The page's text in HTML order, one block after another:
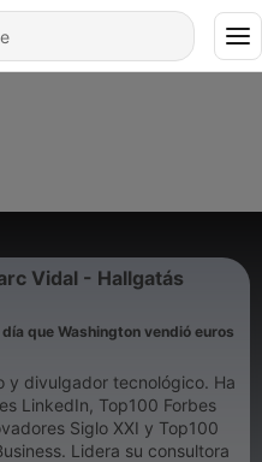
Vidal - Hallgatás
que Washington vendió euros
y divulgador tecnológico. Ha
LinkedIn, Top100 Forbes
Siglo XXI y Top100
consultora